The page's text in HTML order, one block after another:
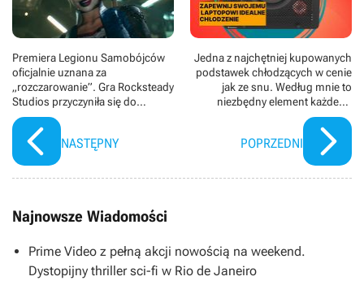
Premiera Legionu Samobójców
oficjalnie uznana za
„rozczarowanie”. Gra Rocksteady
Studios przyczyniła się do
gorszych wyników Warner Bros.
Discovery
NASTĘPNY
Jedna z najchętniej kupowanych
podstawek chłodzących w cenie
jak ze snu. Według mnie to
niezbędny element każdego
laptopa
POPRZEDNI
Najnowsze Wiadomości
Prime Video z pełną akcji nowością na weekend.
Dystopijny thriller sci-fi w Rio de Janeiro